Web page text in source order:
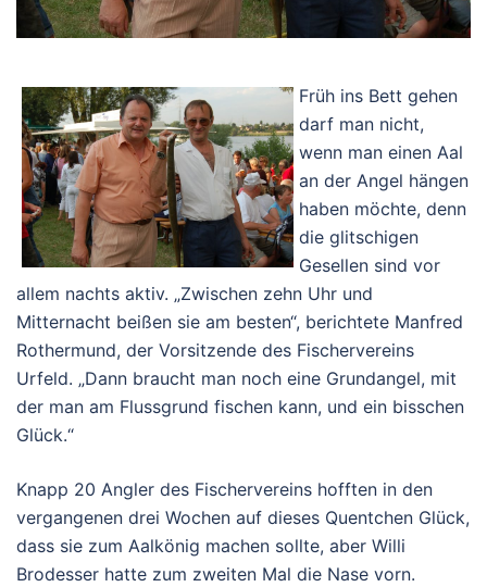
Früh ins Bett gehen
darf man nicht,
wenn man einen Aal
an der Angel hängen
haben möchte, denn
die glitschigen
Gesellen sind vor
allem nachts aktiv. „Zwischen zehn Uhr und
Mitternacht beißen sie am besten“, berichtete Manfred
Rothermund, der Vorsitzende des Fischervereins
Urfeld. „Dann braucht man noch eine Grundangel, mit
der man am Flussgrund fischen kann, und ein bisschen
Glück.“
Knapp 20 Angler des Fischervereins hofften in den
vergangenen drei Wochen auf dieses Quentchen Glück,
dass sie zum Aalkönig machen sollte, aber Willi
Brodesser hatte zum zweiten Mal die Nase vorn.